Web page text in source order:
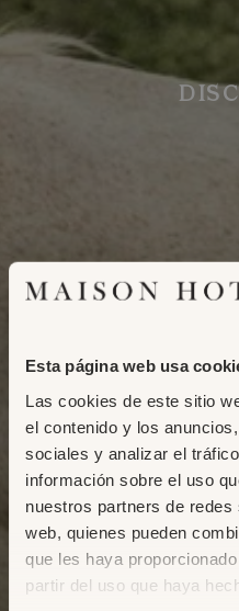
Esta página web usa
Las cookies de este sitio
el contenido y los
sociales y analizar el
información sobre el uso
nuestros partners de
web, quienes pueden
que les haya
partir del uso que haya